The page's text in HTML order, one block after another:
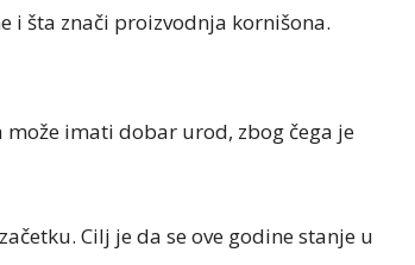
i šta znači proizvodnja kornišona.
imati dobar urod, zbog čega je
Cilj je da se ove godine stanje u